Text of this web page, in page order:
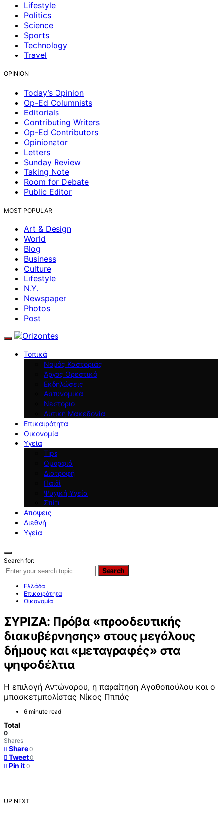
Lifestyle
Politics
Science
Sports
Technology
Travel
OPINION
Today’s Opinion
Op-Ed Columnists
Editorials
Contributing Writers
Op-Ed Contributors
Opinionator
Letters
Sunday Review
Taking Note
Room for Debate
Public Editor
MOST POPULAR
Art & Design
World
Blog
Business
Culture
Lifestyle
N.Y.
Newspaper
Photos
Post
Τοπικά
Νομός Καστοριάς
Άργος Ορεστικό
Εκδηλώσεις
Αστυνομικά
Νεστόριο
Δυτική Μακεδονία
Επικαιρότητα
Οικονομία
Υγεία
Tips
Ομορφιά
Διατροφή
Παιδί
Ψυχική Υγεία
Σπίτι
Απόψεις
Διεθνή
Υγεία
Search for:
Search
Ελλάδα
Επικαιρότητα
Οικονομία
ΣΥΡΙΖΑ: Πρόβα «προοδευτικής
διακυβέρνησης» στους μεγάλους
δήμους και «μεταγραφές» στα
ψηφοδέλτια
Η επιλογή Αντώναρου, η παραίτηση Αγαθοπούλου και ο
μπασκετμπολίστας Νίκος Πππάς
6 minute read
Total
0
Shares
Share 0
Tweet 0
Pin it 0
UP NEXT